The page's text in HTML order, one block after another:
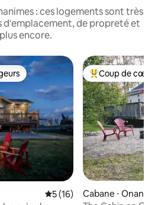
: ces logements sont très
d'emplacement, de propreté et
plus encore.
les plus appréciés
Évaluation moyenne sur la
5 (16)
Coups de cœur
Coup de cœur
Cabane ⋅ Onanole